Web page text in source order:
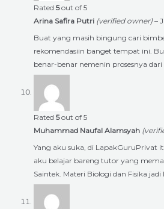
Rated 5out of 5
Arina Safira Putri (verified owner) –
Buat yang masih bingung cari
rekomendasiin banget tempat ini.
benar-benar nemenin prosesnya
Rated 5out of 5
Muhammad Naufal Alamsyah
Yang aku suka, di LapakGuruPrivat
aku belajar bareng tutor yang
Saintek. Materi Biologi dan Fisika jadi